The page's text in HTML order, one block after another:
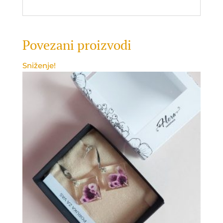
Povezani proizvodi
Sniženje!